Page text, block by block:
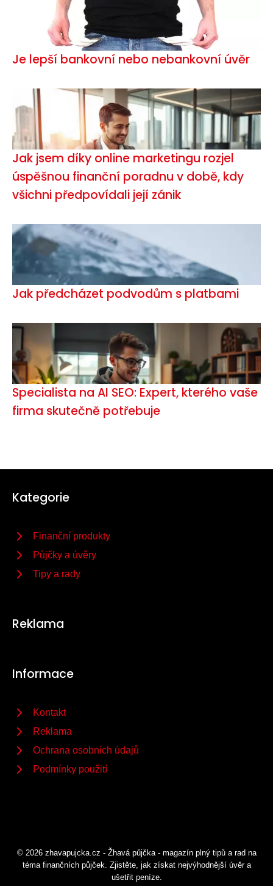
Je lepší bankovní nebo nebankovní úvěr
Jak jsem díky online marketingu rozjel
úspěšnou finanční poradnu v době, kdy
všichni předpovídali její zánik
Jak předcházet podvodům s platbami
Specialista na AI SEO: Expert, kterého vaše
firma skutečně potřebuje
Kategorie
Finanční produkty
Půjčky a úvěry
Tipy a rady
Reklama
Informace
Kontakt
Reklama
Ochrana osobních údajů
Podmínky použití
© 2026 zhavapujcka.cz - Žhavá půjčka - magazín plný tipů a rad na
téma finančních půjček. Zjistěte, jak získat nejvýhodnější úvěr a
ušetřit peníze.